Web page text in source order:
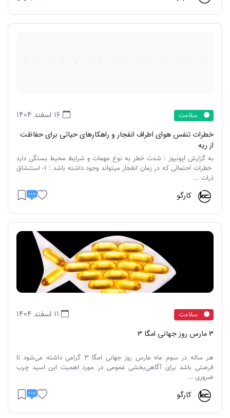
سلامت
خطرات تنفس هوای اطراف انفجار و راهکارهای حیاتی برای حفاظت
از ریه
به گزارش اپونیوز : شدت خطر به نوع مهمات و شرایط محیط بستگی دارد
خطرات احتمالی که در زمان انفجار میتواند وجود داشته باشد : 1- استنشاق
ذرات ...
کارگو
سلامت
3 مارس روز جهانی امگا 3
هر ساله در سوم ماه مارس روز جهانی امگا ۳ گرامی داشته می‌شود تا
فرصتی باشد برای آگاهی‌بخشی عمومی در مورد اهمیت این اسید چرب
ضروری ...
کارگو